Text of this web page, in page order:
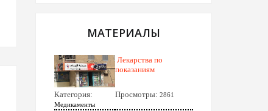
МАТЕРИАЛЫ
Лекарства по
показаниям
Категория:
Медикаменты
Просмотры: 2861